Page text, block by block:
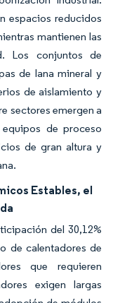
espacios reducidos
mantienen las
Los conjuntos de
de lana mineral y
de aislamiento y
sectores emergen a
de proceso
de gran altura y
Estables, el
del 30,12%
de calentadores de
que requieren
exigen largas